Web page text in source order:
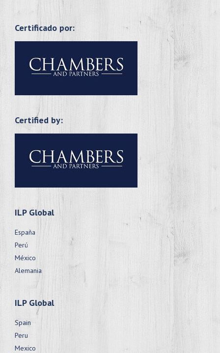
Certificado por:
Certified by:
ILP Global
España
Perú
México
Alemania
ILP Global
Spain
Peru
Mexico